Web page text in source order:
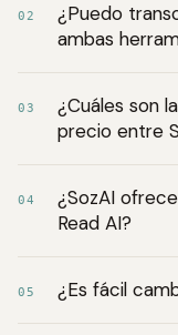
02
¿Puedo
ambas
03
¿Cuáles son
precio entre
04
¿SozAI
Read AI?
05 ¿Es fácil